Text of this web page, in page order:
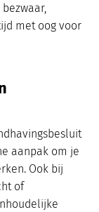
met oog voor
aanpak om je
Ook bij
of